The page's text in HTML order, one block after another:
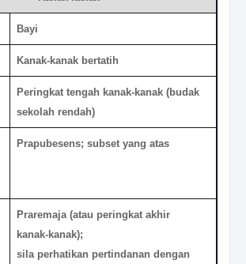
Bayi
Kanak-kanak bertatih
Peringkat tengah kanak-kanak (budak
sekolah rendah)
Prapubesens; subset yang atas
Praremaja (atau peringkat akhir
kanak-kanak);
sila perhatikan pertindanan dengan